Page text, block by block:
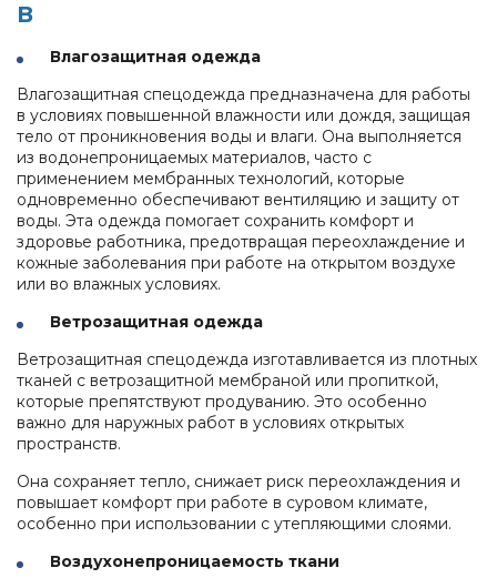
В
Влагозащитная одежда
Влагозащитная спецодежда предназначена для работы
в условиях повышенной влажности или дождя, защищая
тело от проникновения воды и влаги. Она выполняется
из водонепроницаемых материалов, часто с
применением мембранных технологий, которые
одновременно обеспечивают вентиляцию и защиту от
воды. Эта одежда помогает сохранить комфорт и
здоровье работника, предотвращая переохлаждение и
кожные заболевания при работе на открытом воздухе
или во влажных условиях.
Ветрозащитная одежда
Ветрозащитная спецодежда изготавливается из плотных
тканей с ветрозащитной мембраной или пропиткой,
которые препятствуют продуванию. Это особенно
важно для наружных работ в условиях открытых
пространств.
Она сохраняет тепло, снижает риск переохлаждения и
повышает комфорт при работе в суровом климате,
особенно при использовании с утепляющими слоями.
Воздухонепроницаемость ткани